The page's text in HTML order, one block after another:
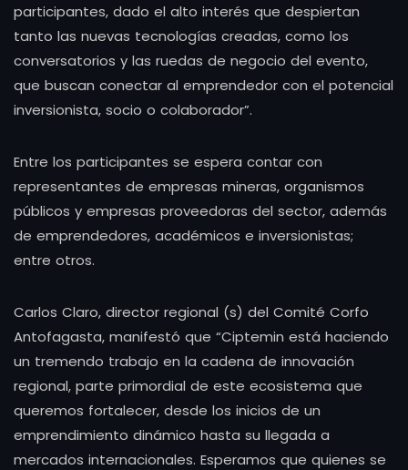
participantes, dado el alto interés que despiertan
tanto las nuevas tecnologías creadas, como los
conversatorios y las ruedas de negocio del evento,
que buscan conectar al emprendedor con el potencial
inversionista, socio o colaborador”.
Entre los participantes se espera contar con
representantes de empresas mineras, organismos
públicos y empresas proveedoras del sector, además
de emprendedores, académicos e inversionistas;
entre otros.
Carlos Claro, director regional (s) del Comité Corfo
Antofagasta, manifestó que “Ciptemin está haciendo
un tremendo trabajo en la cadena de innovación
regional, parte primordial de este ecosistema que
queremos fortalecer, desde los inicios de un
emprendimiento dinámico hasta su llegada a
mercados internacionales. Esperamos que quienes se